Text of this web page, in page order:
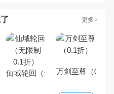
更多
折版）
仙域轮回（无限制0.1折）
万剑至尊（0.1折